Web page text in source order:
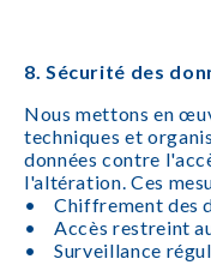
8. Sécurité des
Nous mettons en
techniques et
données contre
l'altération. Ces
• Chiffrement des
• Accès restreint
• Surveillance